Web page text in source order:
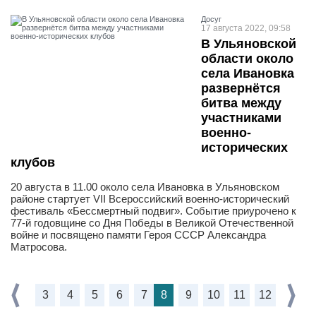
Досуг
17 августа 2022, 09:58
В Ульяновской
области около
села Ивановка
развернётся
битва между
участниками
военно-
исторических
клубов
20 августа в 11.00 около села Ивановка в Ульяновском
районе стартует VII Всероссийский военно-исторический
фестиваль «Бессмертный подвиг». Событие приурочено к
77-й годовщине со Дня Победы в Великой Отечественной
войне и посвящено памяти Героя СССР Александра
Матросова.
3 4 5 6 7 8 9 10 11 12